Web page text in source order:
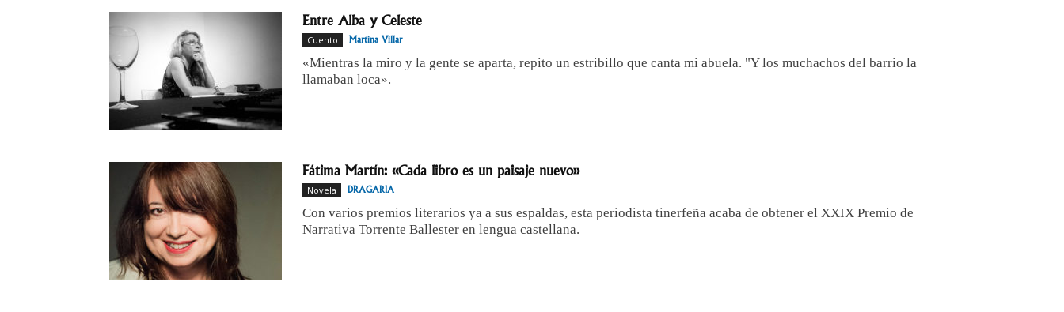
Entre Alba y Celeste
Cuento Martina Villar
«Mientras la miro y la gente se aparta, repito un estribillo que canta mi abuela. "Y los muchachos del barrio la
llamaban loca».
Fátima Martín: «Cada libro es un paisaje nuevo»
Novela DRAGARIA
Con varios premios literarios ya a sus espaldas, esta periodista tinerfeña acaba de obtener el XXIX Premio de
Narrativa Torrente Ballester en lengua castellana.